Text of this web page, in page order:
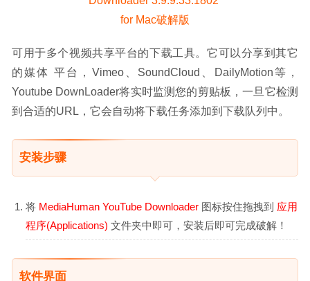
可用于多个视频共享平台的下载工具。它可以分享到其它
的媒体 平台，Vimeo、SoundCloud、DailyMotion等，
Youtube DownLoader将实时监测您的剪贴板，一旦它检测
到合适的URL，它会自动将下载任务添加到下载队列中。
安装步骤
将 MediaHuman YouTube Downloader 图标按住拖拽到 应用
程序(Applications) 文件夹中即可，安装后即可完成破解！
软件界面